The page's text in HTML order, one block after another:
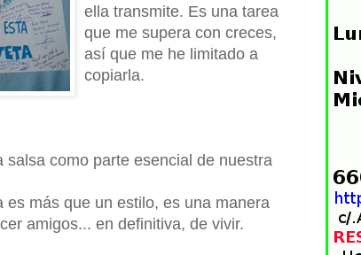
ella transmite. Es una tarea
que me supera con creces,
así que me he limitado a
copiarla.
salsa como parte esencial de nuestra
más que un estilo, es una manera
amigos... en definitiva, de vivir.